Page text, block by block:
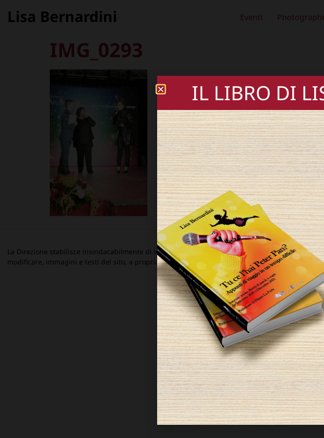
Lisa Bernardini Eventi
IMG_0293
La Direzione stabilisce insindacabilmente di inserire, rimuovere, oscurare,
modificare, immagini e testi del sito, a propria discrezione.
Copyright
Cookie
IL LIBRO DI